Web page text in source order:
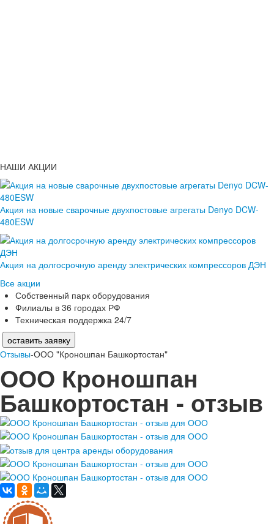
НАШИ АКЦИИ
Акция на новые сварочные двухпостовые агрегаты Denyo DCW-
480ESW
Акция на долгосрочную аренду электрических компрессоров ДЭН
Все акции
Собственный парк оборудования
Филиалы в 36 городах РФ
Техническая поддержка 24/7
оставить заявку
Отзывы-ООО "Кроношпан Башкортостан"
ООО Кроношпан
Башкортостан - отзыв